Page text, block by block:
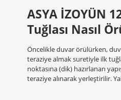
ASYA İZOYÜN
Tuğlası Nasıl
Öncelikle duvar örülürken,
teraziye almak suretiyle ilk
noktasına (dik) hazırlanan
teraziye alınarak yerleştirilir.